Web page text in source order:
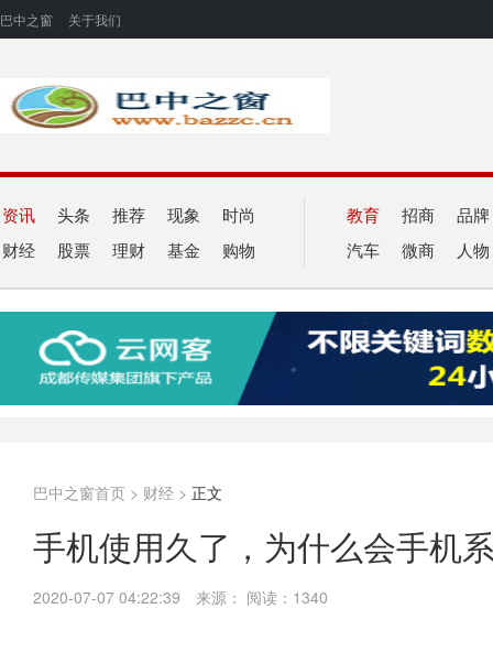
巴中之窗 关于我们
资讯 头条 推荐 现象 时尚
财经 股票 理财 基金 购物
教育 招商 品牌
汽车 微商 人物
巴中之窗首页 > 财经 > 正文
手机使用久了，为什么会手机
2020-07-07 04:22:39 来源： 阅读：1340